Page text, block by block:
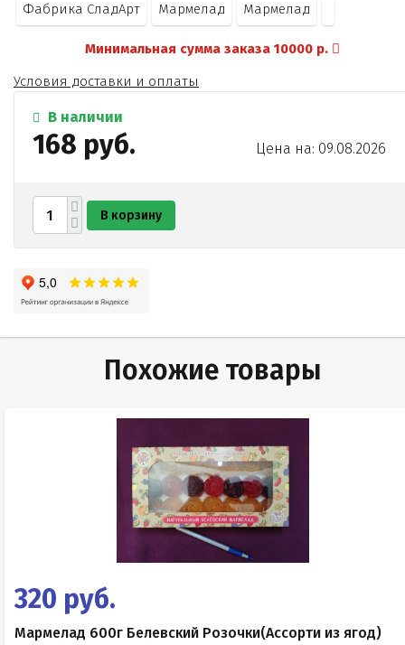
Фабрика СладАрт Мармелад Мармелад
Минимальная сумма заказа 10000 р.
Условия доставки и оплаты
В наличии
168 руб. Цена на: 09.08.2026
В корзину
Похожие товары
320 руб.
Мармелад 600г Белевский Розочки(Ассорти из ягод)